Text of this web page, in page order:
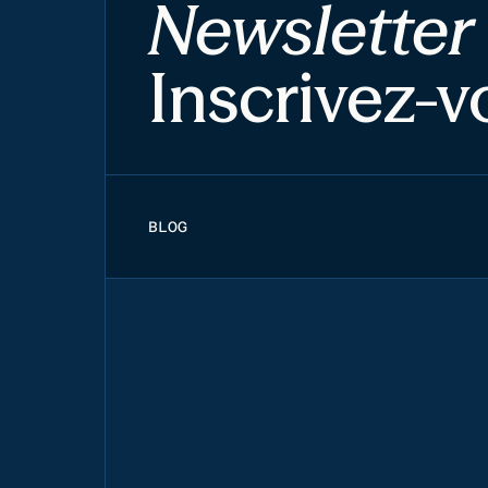
Newsletter
Inscrivez-
BLOG